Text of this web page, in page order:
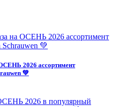
2026 ассортимент
💚